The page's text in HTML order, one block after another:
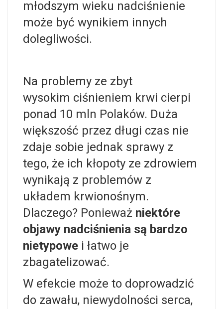
młodszym wieku nadciśnienie
może być wynikiem innych
dolegliwości.
Na problemy ze zbyt
wysokim ciśnieniem krwi cierpi
ponad 10 mln Polaków. Duża
większość przez długi czas nie
zdaje sobie jednak sprawy z
tego, że ich kłopoty ze zdrowiem
wynikają z problemów z
układem krwionośnym.
Dlaczego? Ponieważ niektóre
objawy nadciśnienia są bardzo
nietypowe i łatwo je
zbagatelizować.
W efekcie może to doprowadzić
do zawału, niewydolności serca,